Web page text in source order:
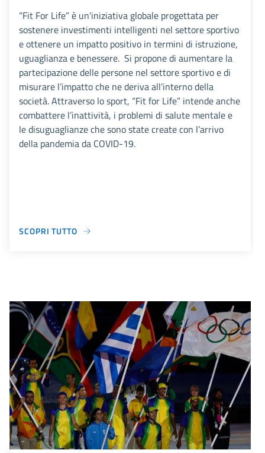
“Fit For Life” è un'iniziativa globale progettata per
sostenere investimenti intelligenti nel settore sportivo
e ottenere un impatto positivo in termini di istruzione,
uguaglianza e benessere. Si propone di aumentare la
partecipazione delle persone nel settore sportivo e di
misurare l’impatto che ne deriva all’interno della
società. Attraverso lo sport, “Fit for Life” intende anche
combattere l’inattività, i problemi di salute mentale e
le disuguaglianze che sono state create con l’arrivo
della pandemia da COVID-19.
SCOPRI TUTTO